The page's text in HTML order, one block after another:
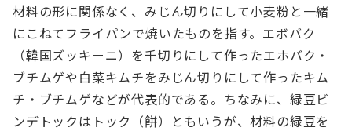
材料の形に関係なく、みじん切りにして小麦粉と一緒
にこねてフライパンで焼いたものを指す。エボバク
（韓国ズッキーニ）を千切りにして作ったエホバク・
ブチムゲや白菜キムチをみじん切りにして作ったキム
チ・ブチムゲなどが代表的である。ちなみに、緑豆ビ
ンデトックはトック（餅）ともいうが、材料の緑豆を